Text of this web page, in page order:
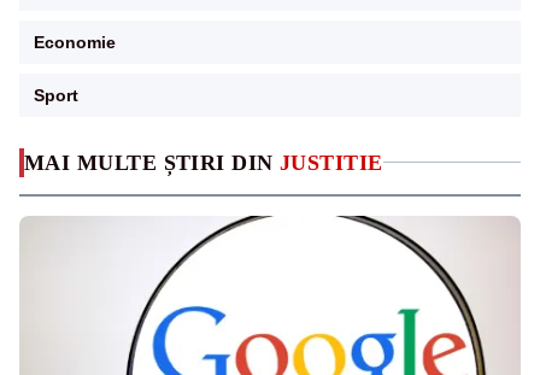
MAI MULTE ȘTIRI DIN JUSTITIE
Economie
Sport